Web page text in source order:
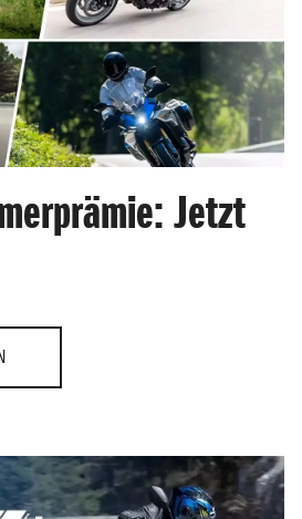
Jetzt